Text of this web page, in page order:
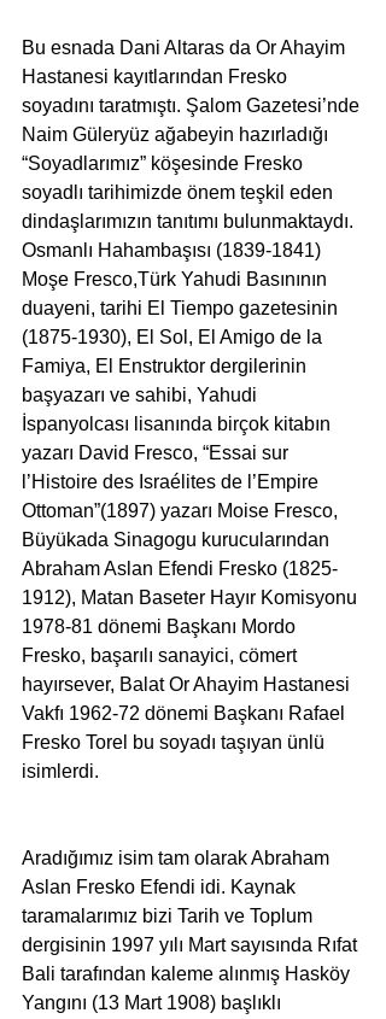
Bu esnada Dani Altaras da Or Ahayim
Hastanesi kayıtlarından Fresko
soyadını taratmıştı. Şalom Gazetesi’nde
Naim Güleryüz ağabeyin hazırladığı
“Soyadlarımız” köşesinde Fresko
soyadlı tarihimizde önem teşkil eden
dindaşlarımızın tanıtımı bulunmaktaydı.
Osmanlı Hahambaşısı (1839-1841)
Moşe Fresco,Türk Yahudi Basınının
duayeni, tarihi El Tiempo gazetesinin
(1875-1930), El Sol, El Amigo de la
Famiya, El Enstruktor dergilerinin
başyazarı ve sahibi, Yahudi
İspanyolcası lisanında birçok kitabın
yazarı David Fresco, “Essai sur
l’Histoire des Israélites de l’Empire
Ottoman”(1897) yazarı Moise Fresco,
Büyükada Sinagogu kurucularından
Abraham Aslan Efendi Fresko (1825-
1912), Matan Baseter Hayır Komisyonu
1978-81 dönemi Başkanı Mordo
Fresko, başarılı sanayici, cömert
hayırsever, Balat Or Ahayim Hastanesi
Vakfı 1962-72 dönemi Başkanı Rafael
Fresko Torel bu soyadı taşıyan ünlü
isimlerdi.
Aradığımız isim tam olarak Abraham
Aslan Fresko Efendi idi. Kaynak
taramalarımız bizi Tarih ve Toplum
dergisinin 1997 yılı Mart sayısında Rıfat
Bali tarafından kaleme alınmış Hasköy
Yangını (13 Mart 1908) başlıklı